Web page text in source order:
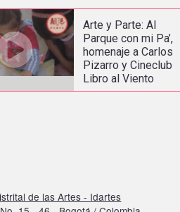
Arte y Parte: Al
Parque con mi Pa’,
homenaje a Carlos
Pizarro y Cineclub
Libro al Viento
de las Artes - Idartes